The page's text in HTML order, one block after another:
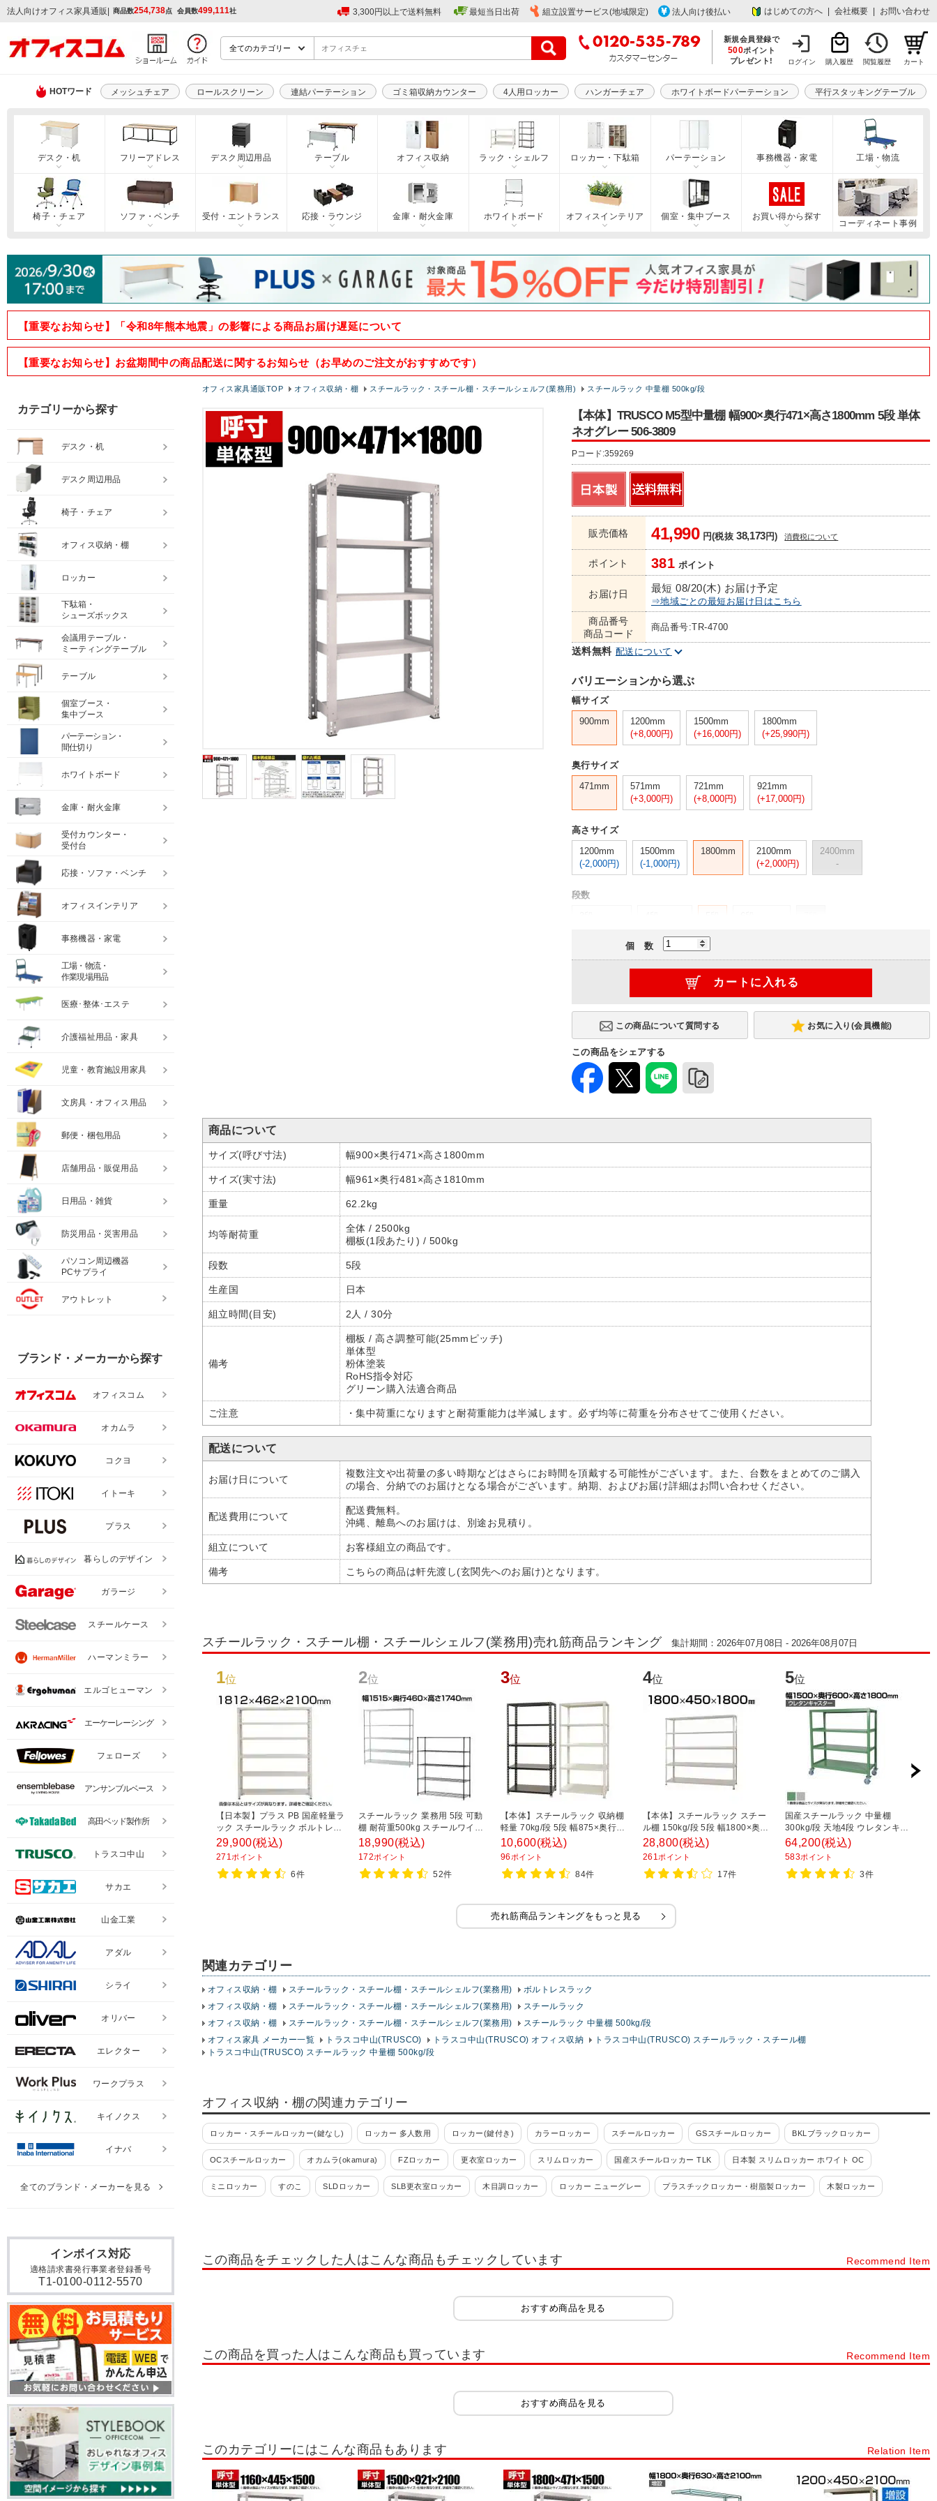
法人向けオフィス家具通販 | 商品数254,738点 会員数499,111社 3,300円以上で送料無料 最短当日出荷 組立設置サービス(地域限定) 法人向け後払い はじめての方へ 会社概要 お問い合わせ
新規会員登録で
500ポイント
プレゼント!
ログイン 購入履歴 閲覧履歴 カート
HOTワード メッシュチェア ロールスクリーン 連結パーテーション ゴミ箱収納カウンター 4人用ロッカー ハンガーチェア ホワイトボードパーテーション 平行スタッキングテーブル
デスク・机 フリーアドレス デスク周辺用品 テーブル オフィス収納 ラック・シェルフ ロッカー・下駄箱 パーテーション 事務機器・家電 工場・物流
椅子・チェア ソファ・ベンチ 受付・エントランス 応接・ラウンジ 金庫・耐火金庫 ホワイトボード オフィスインテリア 個室・集中ブース
お買い得から探す
コーディネート事例
【重要なお知らせ】「令和8年熊本地震」の影響による商品お届け遅延について
【重要なお知らせ】お盆期間中の商品配送に関するお知らせ（お早めのご注文がおすすめです）
オフィス家具通販TOP オフィス収納・棚 スチールラック・スチール棚・スチールシェルフ(業務用) スチールラック 中量棚 500kg/段
【本体】TRUSCO M5型中量棚 幅900×奥行471×高さ1800mm 5段 単体
ネオグレー 506-3809
Pコード:359269
販売価格 41,990円(税抜38,173円) 消費税について
ポイント 381 ポイント
お届け日 最短 08/20(木) お届け予定
⇒地域ごとの最短お届け日はこちら
商品番号
商品コード
商品番号:TR-4700
送料無料 配送について
バリエーションから選ぶ
幅サイズ
900mm
1200mm
(+8,000円)
1500mm
(+16,000円)
1800mm
(+25,990円)
奥行サイズ
471mm
571mm
(+3,000円)
721mm
(+8,000円)
921mm
(+17,000円)
高さサイズ
1200mm
(-2,000円)
1500mm
(-1,000円)
1800mm
2100mm
(+2,000円)
2400mm
-
段数
連結タイプ
個 数
お気に入り(会員機能)
この商品をシェアする
商品について
サイズ(呼び寸法) 幅900×奥行471×高さ1800mm
サイズ(実寸法) 幅961×奥行481×高さ1810mm
重量 62.2kg
均等耐荷重
全体 / 2500kg
棚板(1段あたり) / 500kg
段数 5段
生産国 日本
組立時間(目安) 2人 / 30分
備考
棚板 / 高さ調整可能(25mmピッチ)
単体型
粉体塗装
RoHS指令対応
グリーン購入法適合商品
ご注意 ・集中荷重になりますと耐荷重能力は半減します。必ず均等に荷重を分布させてご使用ください。
配送について
お届け日について
複数注文や出荷量の多い時期などはさらにお時間を頂戴する可能性がございます。また、台数をまとめてのご購入
の場合、分納でのお届けとなる場合がございます。納期、およびお届け詳細はお問い合わせください。
配送費用について
配送費無料。
沖縄、離島へのお届けは、別途お見積り。
組立について お客様組立の商品です。
備考 こちらの商品は軒先渡し(玄関先へのお届け)となります。
スチールラック・スチール棚・スチールシェルフ(業務用)売れ筋商品ランキング 集計期間：2026年07月08日 - 2026年08月07日
1位
【日本製】プラス PB 国産軽量ラ
ック スチールラック ボルトレス
耐荷重150kg/段 天地6段 幅
1812×奥行462×高さ2100mm ス
チール棚 スチールシェルフ 収納
棚 オープンラック 収納ラック
29,900(税込)
271ポイント
6件
2位
スチールラック 業務用 5段 可動
棚 耐荷重500kg スチールワイヤ
ーラック シェルゴ 幅1515×奥行
460×高さ1740mm
18,990(税込)
172ポイント
52件
3位
【本体】スチールラック 収納棚
軽量 70kg/段 5段 幅875×奥行
450×高さ1800mm 【ホワイト・
ブラック】
10,600(税込)
96 ポイント
84件
4位
【本体】スチールラック スチー
ル棚 150kg/段 5段 幅1800×奥行
450×高さ1800mm
28,800(税込)
261ポイント
17件
5位
国産スチールラック 中量棚
300kg/段 天地4段 ウレタンキャ
スター付き 収納棚 スチール棚 幅
1500×奥行600×高さ1800mm キ
ャスター直径150×高さ200mm
64,200(税込)
583ポイント
3件
売れ筋商品ランキングをもっと見る
関連カテゴリー
オフィス収納・棚 スチールラック・スチール棚・スチールシェルフ(業務用)
ボルトレスラック
オフィス収納・棚
スチールラック・スチール棚・スチールシェルフ(業務用)
スチールラック
オフィス収納・棚
スチールラック・スチール棚・スチールシェルフ(業務用)
スチールラック 中量棚 500kg/段
オフィス家具 メーカー一覧
トラスコ中山(TRUSCO) トラスコ中山(TRUSCO) オフィス収納
トラスコ中山(TRUSCO) スチールラック・スチール棚
トラスコ中山(TRUSCO) スチールラック 中量棚 500kg/段
オフィス収納・棚の関連カテゴリー
ロッカー・スチールロッカー(鍵なし) ロッカー 多人数用 ロッカー(鍵付き) カラーロッカー スチールロッカー GSスチールロッカー BKLブラックロッカー
OCスチールロッカー オカムラ(okamura) FZロッカー 更衣室ロッカー スリムロッカー 国産スチールロッカー TLK 日本製 スリムロッカー ホワイト OC
ミニロッカー すのこ SLDロッカー SLB更衣室ロッカー 木目調ロッカー ロッカー ニューグレー プラスチックロッカー・樹脂製ロッカー 木製ロッカー
ロッカー 10人用 ロッカー 12人用 ロッカー 多人数用 ロッカーホワイト系(白)
木製キャビネット・木製ラック・木製書庫 役員用家具 扉タイプから探す
シューズボックス オープンタイプ 可動棚
シューズボックス 24人用～30人用 シューズボックス 32人用
屋外用ラック ステンレスラック ボルトレスラック キャスター付きラック 木棚スチールラック シェルゴ スチールワイヤーラック シェルゴ
この商品をチェックした人はこんな商品もチェックしています Recommend Item
おすすめ商品を見る
この商品を買った人はこんな商品も買っています Recommend Item
おすすめ商品を見る
このカテゴリーにはこんな商品もあります Relation Item
インボイス対応
適格請求書発行事業者登録番号
T1-0100-0112-5570
カテゴリーから探す
デスク・机
デスク周辺用品
椅子・チェア
オフィス収納・棚
ロッカー
下駄箱・
シューズボックス
会議用テーブル・
ミーティングテーブル
テーブル
個室ブース・
集中ブース
パーテーション・
間仕切り
ホワイトボード
金庫・耐火金庫
受付カウンター・
受付台
応接・ソファ・ベンチ
オフィスインテリア
事務機器・家電
工場・物流・
作業現場用品
医療･整体･エステ
介護福祉用品・家具
児童・教育施設用家具
文房具・オフィス用品
郵便・梱包用品
店舗用品・販促用品
日用品・雑貨
防災用品・災害用品
パソコン周辺機器
PCサプライ
アウトレット
ブランド・メーカーから探す
オフィスコム
オカムラ
コクヨ
イトーキ
プラス
暮らしのデザイン
ガラージ
スチールケース
ハーマンミラー
エルゴヒューマン
エーケーレーシング
フェローズ
アンサンブルベース
高田ベッド製作所
トラスコ中山
サカエ
山金工業
アダル
シライ
オリバー
エレクター
ワークプラス
キイノクス
イナバ
全てのブランド・メーカーを見る